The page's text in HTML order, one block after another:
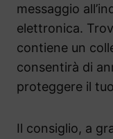
messaggio
elettronica.
contiene un
consentirà di
proteggere il
Il consiglio, a